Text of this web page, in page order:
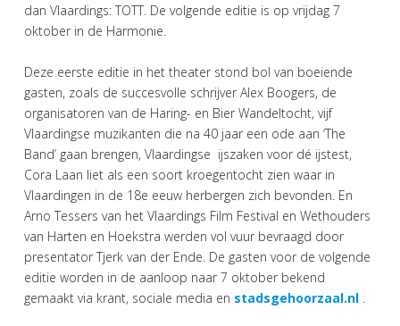
dan Vlaardings: TOTT. De volgende editie is op vrijdag 7
oktober in de Harmonie.
Deze eerste editie in het theater stond bol van boeiende
gasten, zoals de succesvolle schrijver Alex Boogers, de
organisatoren van de Haring- en Bier Wandeltocht, vijf
Vlaardingse muzikanten die na 40 jaar een ode aan ‘The
Band’ gaan brengen, Vlaardingse ijszaken voor dé ijstest,
Cora Laan liet als een soort kroegentocht zien waar in
Vlaardingen in de 18e eeuw herbergen zich bevonden. En
Arno Tessers van het Vlaardings Film Festival en Wethouders
van Harten en Hoekstra werden vol vuur bevraagd door
presentator Tjerk van der Ende. De gasten voor de volgende
editie worden in de aanloop naar 7 oktober bekend
gemaakt via krant, sociale media en stadsgehoorzaal.nl